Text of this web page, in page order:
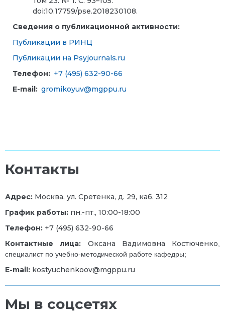
doi:10.17759/pse.2018230108.
Сведения о публикационной активности:
Публикации в РИНЦ
Публикации на Psyjournals.ru
Телефон: +7 (495) 632-90-66
E-mail: gromikoyuv@mgppu.ru
Контакты
Адрес: Москва, ул. Сретенка, д. 29, каб. 312
График работы: пн.-пт., 10:00-18:00
Телефон: +7 (495) 632-90-66
Контактные лица: Оксана Вадимовна Костюченко
специалист по учебно-методической работе кафедры;
E-mail: kostyuchenkoov@mgppu.ru
Мы в соцсетях